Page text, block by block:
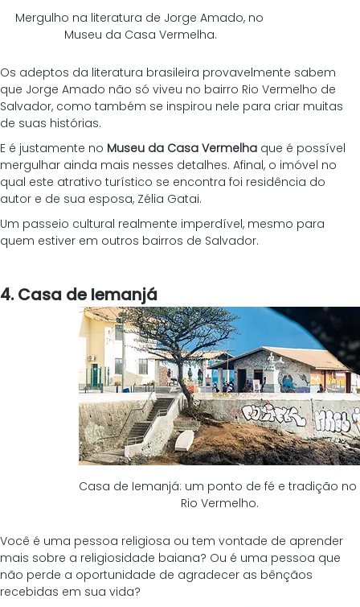
Mergulho na literatura de Jorge Amado, no
Museu da Casa Vermelha.
Os adeptos da literatura brasileira provavelmente sabem
que Jorge Amado não só viveu no bairro Rio Vermelho de
Salvador, como também se inspirou nele para criar muitas
de suas histórias.
E é justamente no Museu da Casa Vermelha que é possível
mergulhar ainda mais nesses detalhes. Afinal, o imóvel no
qual este atrativo turístico se encontra foi residência do
autor e de sua esposa, Zélia Gatai.
Um passeio cultural realmente imperdível, mesmo para
quem estiver em outros bairros de Salvador.
4. Casa de Iemanjá
Casa de Iemanjá: um ponto de fé e tradição no
Rio Vermelho.
Você é uma pessoa religiosa ou tem vontade de aprender
mais sobre a religiosidade baiana? Ou é uma pessoa que
não perde a oportunidade de agradecer as bênçãos
recebidas em sua vida?